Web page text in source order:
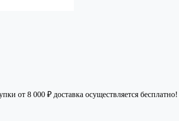
от 8 000 ₽ доставка осуществляется бесплатно!